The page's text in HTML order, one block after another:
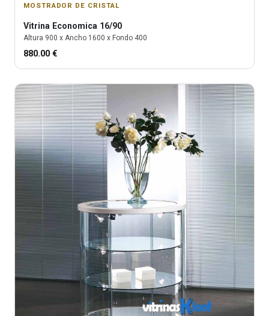
MOSTRADOR DE CRISTAL
Vitrina Economica 16/90
Altura 900 x Ancho 1600 x Fondo 400
880.00 €